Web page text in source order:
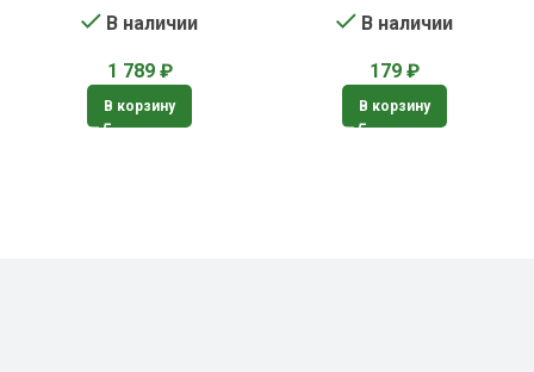
В наличии
1 789 ₽
В корзину
В наличии
179 ₽
В корзину